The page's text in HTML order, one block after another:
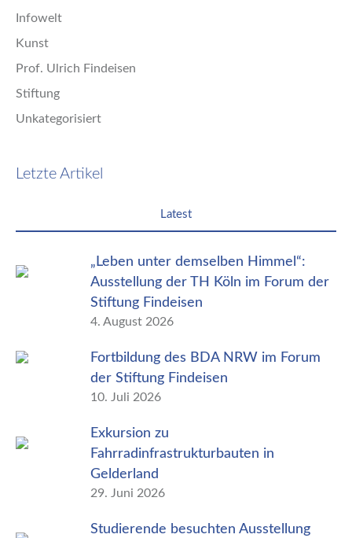
Infowelt
Kunst
Prof. Ulrich Findeisen
Stiftung
Unkategorisiert
Letzte Artikel
Latest
„Leben unter demselben Himmel“:
Ausstellung der TH Köln im Forum der
Stiftung Findeisen
4. August 2026
Fortbildung des BDA NRW im Forum
der Stiftung Findeisen
10. Juli 2026
Exkursion zu
Fahrradinfrastrukturbauten in
Gelderland
29. Juni 2026
Studierende besuchten Ausstellung